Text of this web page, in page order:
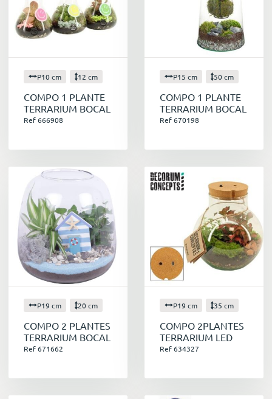
P10 cm 12 cm
COMPO 1 PLANTE
TERRARIUM BOCAL
Ref 666908
P15 cm 50 cm
COMPO 1 PLANTE
TERRARIUM BOCAL
Ref 670198
P19 cm 20 cm
COMPO 2 PLANTES
TERRARIUM BOCAL
Ref 671662
P19 cm 35 cm
COMPO 2PLANTES
TERRARIUM LED
Ref 634327